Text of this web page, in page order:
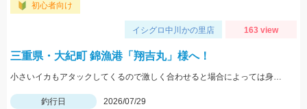
初心者向け
イシグロ中川かの里店 163 view
三重県・大紀町 錦漁港「翔吉丸」様へ！
小さいイカもアタックしてくるので激しく合わせると場合によっては身切れします！
釣行日
2026/07/29